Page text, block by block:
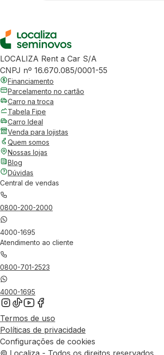
LOCALIZA Rent a Car S/A
CNPJ nº 16.670.085/0001-55
Financiamento
Parcelamento no cartão
Carro na troca
Tabela Fipe
Carro Ideal
Venda para lojistas
Quem somos
Nossas lojas
Blog
Dúvidas
Central de vendas
0800-200-2000
4000-1695
Atendimento ao cliente
0800-701-2523
4000-1695
Termos de uso
Políticas de privacidade
Configurações de cookies
© Localiza - Todos os direitos reservados.